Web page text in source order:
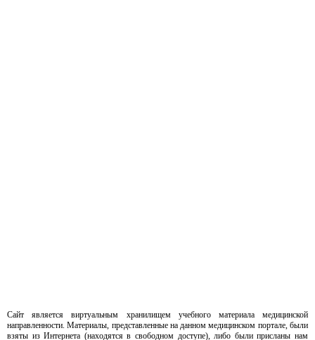
Сайт является виртуальным хранилищем учебного материала медицинской
направленности. Материалы, представленные на данном медицинском портале, были
взяты из Интернета (находятся в свободном доступе), либо были присланы нам